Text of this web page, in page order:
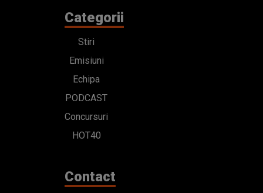
Categorii
Stiri
Emisiuni
Echipa
PODCAST
Concursuri
HOT40
Contact